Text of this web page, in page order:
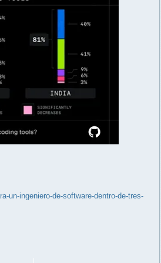
un-ingeniero-de-software-dentro-de-tres-